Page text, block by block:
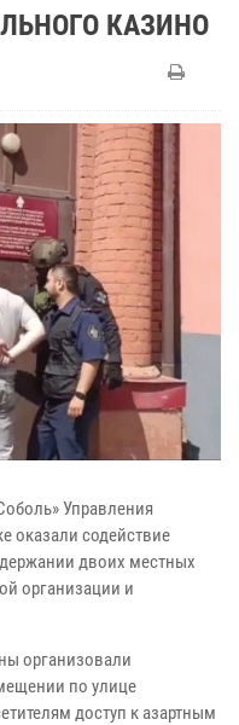
КАЗИНО
Управления
оказали содействие
двоих местных
организации и
организовали
по улице
доступ к азартным